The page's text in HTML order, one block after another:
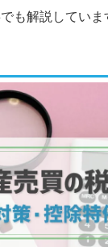
も解説していま